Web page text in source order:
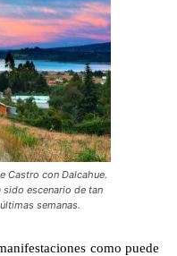
Castro con Dalcahue.
sido escenario de tan
semanas.
como puede